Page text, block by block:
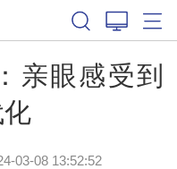
亲眼感受到
03-08 13:52:52